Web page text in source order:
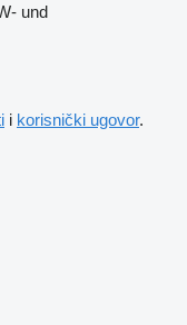
und
i korisnički ugovor.